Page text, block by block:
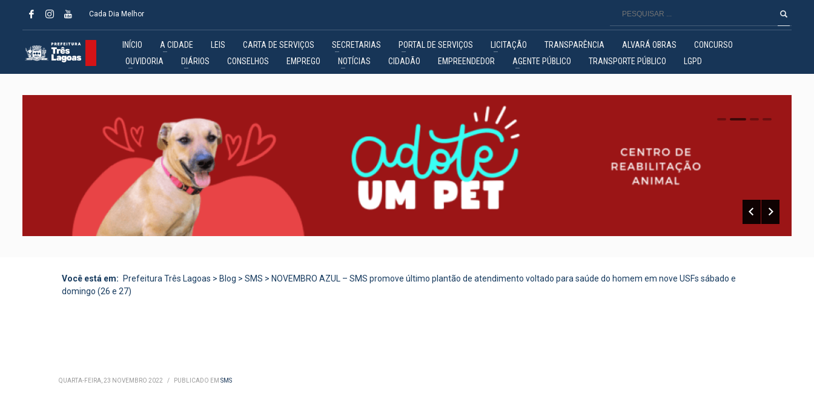
Cada Dia Melhor
INÍCIO A CIDADE LEIS CARTA DE SERVIÇOS SECRETARIAS PORTAL DE SERVIÇOS LICITAÇÃO TRANSPARÊNCIA ALVARÁ OBRAS
CONCURSO
OUVIDORIA
DIÁRIOS CONSELHOS EMPREGO NOTÍCIAS CIDADÃO EMPREENDEDOR AGENTE PÚBLICO TRANSPORTE PÚBLICO LGPD
0 1 2
Você está em: Prefeitura Três Lagoas > Blog > SMS > NOVEMBRO AZUL – SMS promove último plantão de atendimento voltado para saúde do homem em nove USFs sábado e
domingo (26 e 27)
QUARTA-FEIRA, 23 NOVEMBRO 2022 / PUBLICADO EM SMS